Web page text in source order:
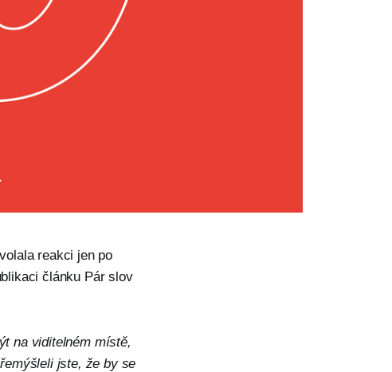
reakci jen po
článku Pár slov
na viditelném místě,
jste, že by se